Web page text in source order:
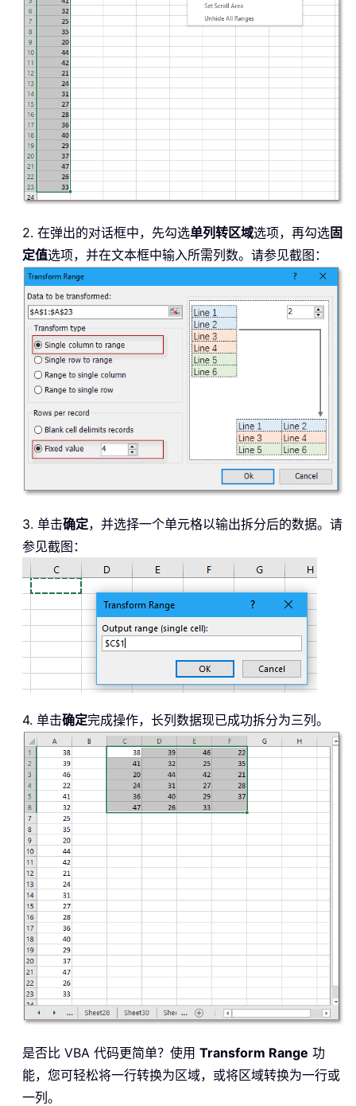
2. 在弹出的对话框中，先勾选单列转区域选项，再勾选固
定值选项，并在文本框中输入所需列数。请参见截图：
3. 单击确定，并选择一个单元格以输出拆分后的数据。请
参见截图：
4. 单击确定完成操作，长列数据现已成功拆分为三列。
是否比 VBA 代码更简单？使用 Transform Range 功
能，您可轻松将一行转换为区域，或将区域转换为一行或
一列。